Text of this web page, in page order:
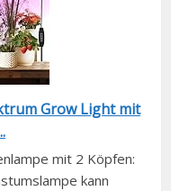
Grow Light mit
mit 2 Köpfen:
kann